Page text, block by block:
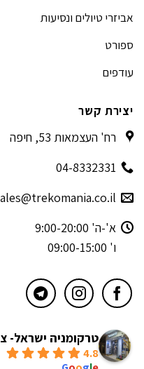
אביזרי טיולים ונסיעות
ספורט
עודפים
יצירת קשר
רח' העצמאות 53, חיפה
04-8332331
א'-ה' 9:00-20:00
ו' 09:00-15:00
טרקומניה ישראל-
4.8